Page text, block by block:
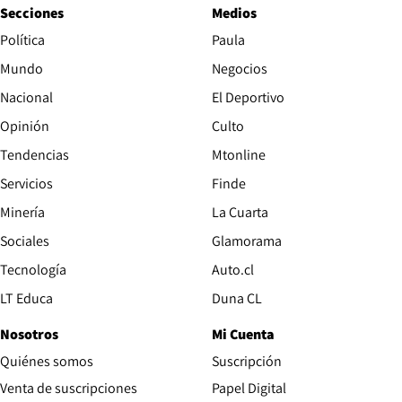
Secciones
Política
Mundo
Nacional
Opinión
Tendencias
Servicios
Minería
Sociales
Tecnología
LT Educa
Medios
Paula
Negocios
El Deportivo
Culto
Mtonline
Finde
La Cuarta
Glamorama
Auto.clOpens in new window
Duna CLOpens in new window
Nosotros
Quiénes somos
Venta de suscripciones
Mi Cuenta
Suscripción
Papel DigitalOpens in new